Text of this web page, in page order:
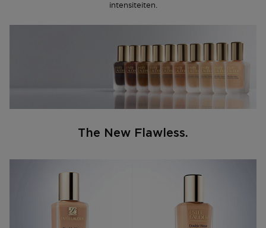
intensiteiten.
The New Flawless.